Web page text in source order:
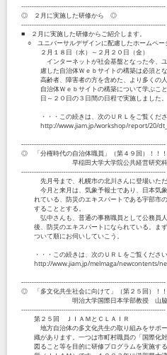
--------------------------------------------------------------------
◎ ２月に実施した研修から ◎
--------------------------------------------------------------------
■ ２月に実施した研修からご紹介します。
○ ユニバーサルデザインに配慮したホームペー
２月１８日（水）～２月２０日（金）
インターネットが社会基盤となった今、ユ
慮した自治体Ｗｅｂサイトの構築は必須とな
高齢者、障害者の方を含めた、より多くの人
自治体Ｗｅｂサイトの構築について学ぶこと
日～２０日の３日間の日程で実施しました。
・・・この続きは、次のＵＲＬをご覧くださ
http://www.jiam.jp/workshop/report/20/
--------------------------------------------------------------------
◎ 「分権時代の自治体職員」（第４９回）！
早稲田大学大学院公共経営研究科
--------------------------------------------------------------------
先月号まで、札幌市の北川さんに登場いただ
今月と来月は、気象予報士であり、日本気象
れている、防災のエキスパートである宇部市
することとする。
弘中さんも、普通の事務職員として公務員人
後、防災のエキスパートになられている。ま
ついて順にお伺いしていこう。
・・・この続きは、次のＵＲＬをご覧ください
http://www.jiam.jp/melmaga/newcontents/
--------------------------------------------------------------------
◎ 「多文化共生社会に向けて」（第２５回）
明治大学国際日本学部教授 山脇
--------------------------------------------------------------------
第２５回 ＪＩＡＭとＣＬＡＩＲ
地方自治体の多文化共生の取り組みをサポー
織があります。一つは市町村職員の「国際化
図ること等を目的に研修プログラムを実施す